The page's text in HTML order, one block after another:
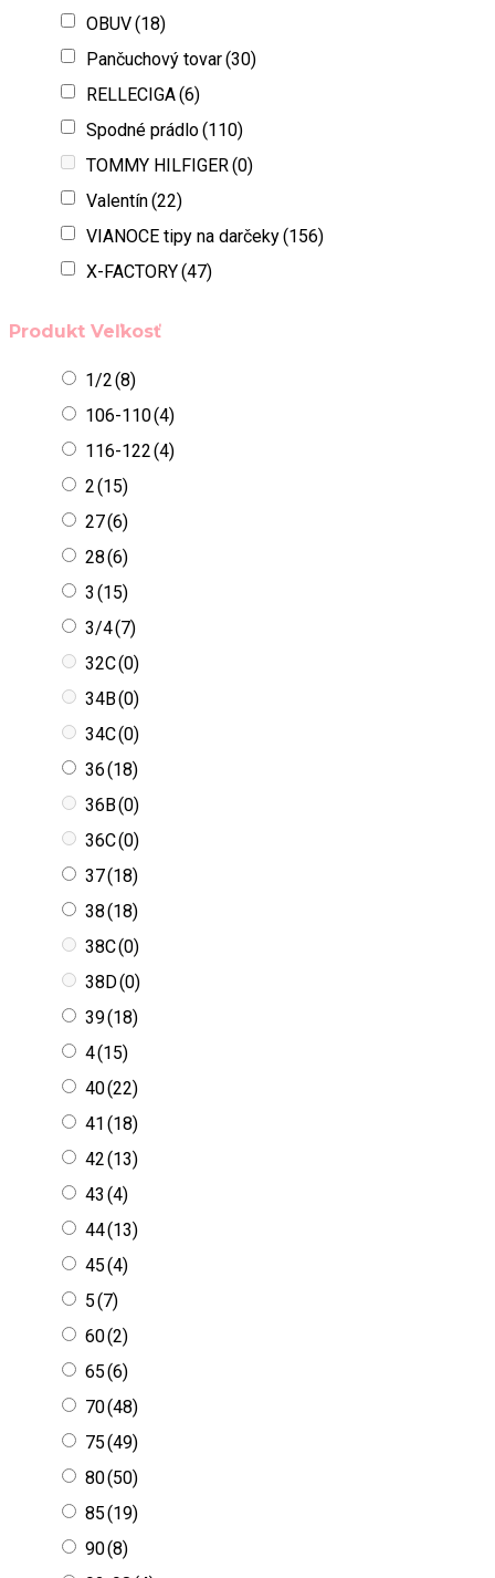
OBUV(18)
Pančuchový tovar(30)
RELLECIGA(6)
Spodné prádlo(110)
TOMMY HILFIGER(0)
Valentín(22)
VIANOCE tipy na darčeky(156)
X-FACTORY(47)
Produkt Veľkosť
1/2(8)
106-110(4)
116-122(4)
2(15)
27(6)
28(6)
3 (15)
3/4(7)
32C(0)
34B(0)
34C(0)
36(18)
36B(0)
36C(0)
37(18)
38(18)
38C(0)
38D(0)
39(18)
4(15)
40(22)
41 (18)
42(13)
43 (4)
44(13)
45(4)
5(7)
60(2)
65(6)
70(48)
75(49)
80(50)
85(19)
90(8)